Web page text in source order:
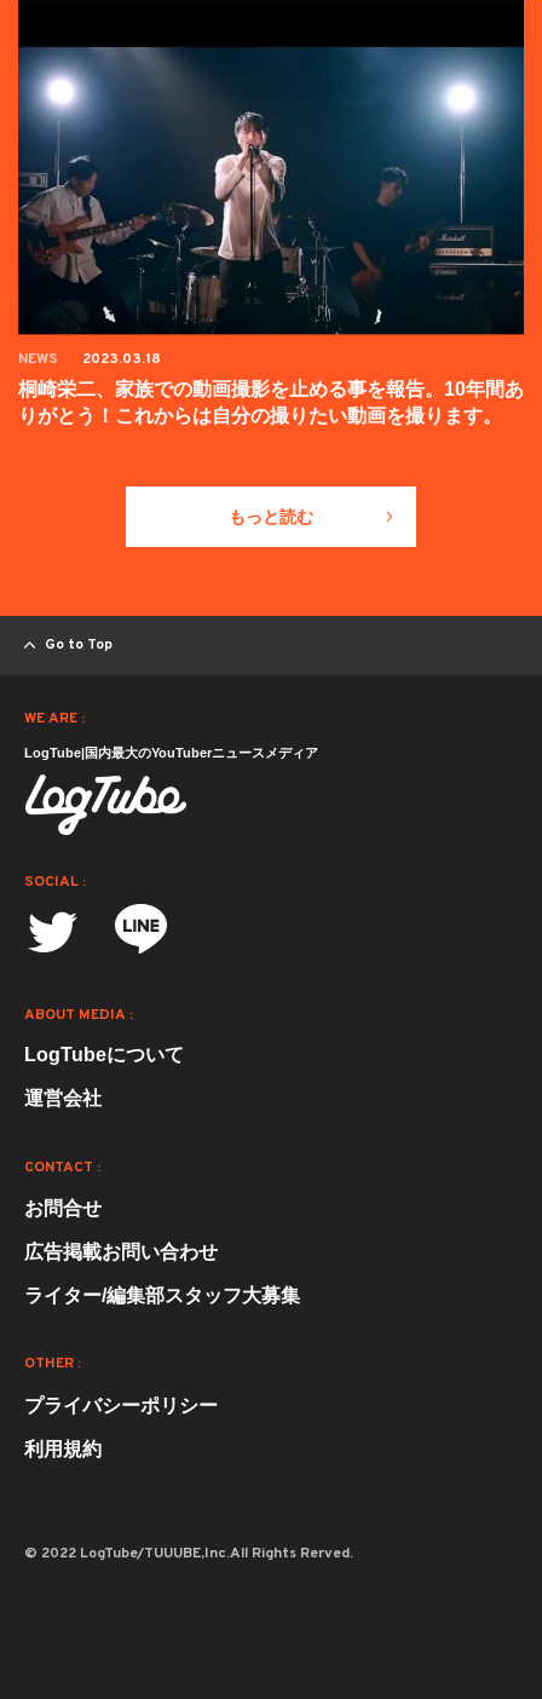
NEWS 2023.03.18
桐崎栄二、家族での動画撮影を止める事を報告。10年間あ
りがとう！これからは自分の撮りたい動画を撮ります。
もっと読む
Go to Top
WE ARE :
LogTube|国内最大のYouTuberニュースメディア
SOCIAL :
ABOUT MEDIA :
LogTubeについて
運営会社
CONTACT :
お問合せ
広告掲載お問い合わせ
ライター/編集部スタッフ大募集
OTHER :
プライバシーポリシー
利用規約
© 2022 LogTube/TUUUBE,Inc.All Rights Rerved.